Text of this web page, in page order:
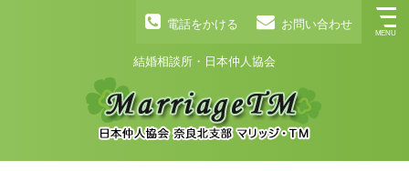
電話をかける お問い合わせ
結婚相談所・日本仲人協会